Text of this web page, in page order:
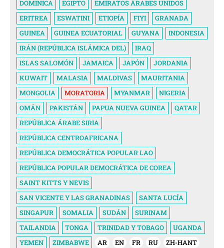
DOMINICA
EGIPTO
EMIRATOS ÁRABES UNIDOS
ERITREA
ESWATINI ETIOPÍA FIYI
GRANADA
GUINEA
GUINEA ECUATORIAL GUYANA
INDONESIA
IRÁN (REPÚBLICA ISLÁMICA DEL)
IRAQ
ISLAS SALOMÓN
JAMAICA JAPÓN
JORDANIA
KUWAIT
MALASIA MALDIVAS
MAURITANIA
MONGOLIA
MORATORIA MYANMAR
NIGERIA
OMÁN
PAKISTÁN PAPUA NUEVA GUINEA
QATAR
REPÚBLICA ÁRABE SIRIA
REPÚBLICA CENTROAFRICANA
REPÚBLICA DEMOCRÁTICA POPULAR LAO
REPÚBLICA POPULAR DEMOCRÁTICA DE COREA
SAINT KITTS Y NEVIS
SAN VICENTE Y LAS GRANADINAS
SANTA LUCÍA
SINGAPUR
SOMALIA SUDÁN
SURINAM
TAILANDIA
TONGA TRINIDAD Y TOBAGO
UGANDA
YEMEN
ZIMBABWE AR EN FR RU ZH-HANT